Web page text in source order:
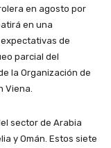
en agosto por
en una
de
parcial del
la Organización de
Viena.
sector de Arabia
y Omán. Estos siete